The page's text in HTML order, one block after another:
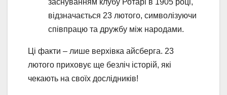
відзначається 23 лютого, символізуючи
співпрацю та дружбу між народами.
Ці факти – лише верхівка айсберга. 23
лютого приховує ще безліч історій, які
чекають на своїх дослідників!